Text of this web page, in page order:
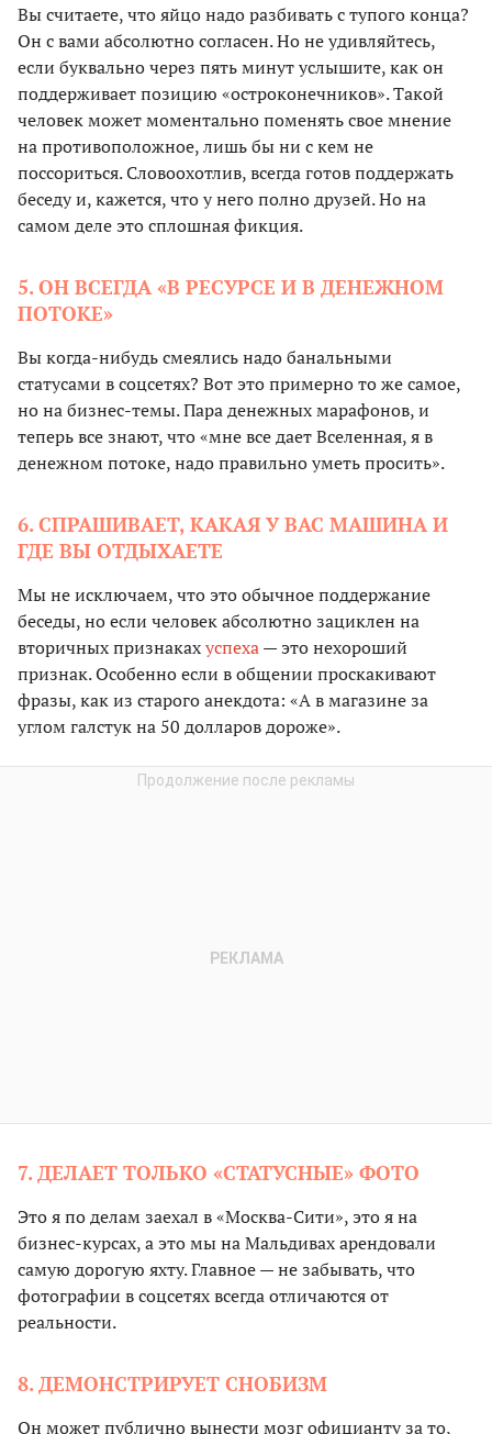
Вы считаете, что яйцо надо разбивать с тупого конца?
Он с вами абсолютно согласен. Но не удивляйтесь,
если буквально через пять минут услышите, как он
поддерживает позицию «остроконечников». Такой
человек может моментально поменять свое мнение
на противоположное, лишь бы ни с кем не
поссориться. Словоохотлив, всегда готов поддержать
беседу и, кажется, что у него полно друзей. Но на
самом деле это сплошная фикция.
5. ОН ВСЕГДА «В РЕСУРСЕ И В ДЕНЕЖНОМ
ПОТОКЕ»
Вы когда-нибудь смеялись надо банальными
статусами в соцсетях? Вот это примерно то же самое,
но на бизнес-темы. Пара денежных марафонов, и
теперь все знают, что «мне все дает Вселенная, я в
денежном потоке, надо правильно уметь просить».
6. СПРАШИВАЕТ, КАКАЯ У ВАС МАШИНА И
ГДЕ ВЫ ОТДЫХАЕТЕ
Мы не исключаем, что это обычное поддержание
беседы, но если человек абсолютно зациклен на
вторичных признакахуспеха— это нехороший
признак. Особенно если в общении проскакивают
фразы, как из старого анекдота: «А в магазине за
углом галстук на 50 долларов дороже».
7. ДЕЛАЕТ ТОЛЬКО «СТАТУСНЫЕ» ФОТО
Это я по делам заехал в «Москва-Сити», это я на
бизнес-курсах, а это мы на Мальдивах арендовали
самую дорогую яхту. Главное — не забывать, что
фотографии в соцсетях всегда отличаются от
реальности.
8. ДЕМОНСТРИРУЕТ СНОБИЗМ
Он может публично вынести мозг официанту за то,